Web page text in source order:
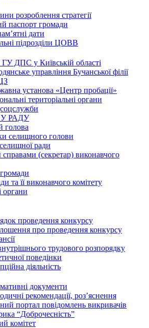
розроблення стратегії
паспорт громади
дати
підрозділи ЦОВВ
ДПС у Київській області
управління Бучанської філії
установа «Центр пробації»
територіальні органи
РАДУ
голова
селищного голови
ради
(секретар) виконавчого
та її виконавчого комітету
органи
проведення конкурсу
про проведення конкурсу
трудового розпорядку
поведінки
діяльність
документи
рекомендації, роз’яснення
портал повідомлень викривачів
“Доброчесність”
комітет